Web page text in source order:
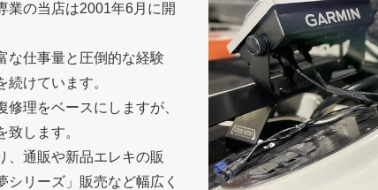
業の当店は2001年6月に開
な仕事量と圧倒的な経験
けています。
理をベースにしますが、
します。
、通販や新品エレキの販
リーズ」販売など幅広く